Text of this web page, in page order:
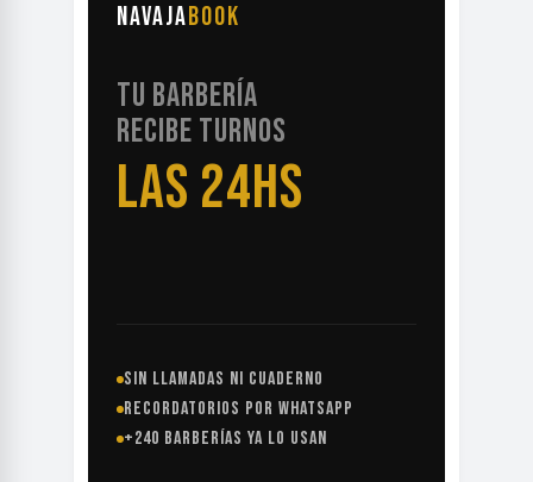
NAVAJABOOK
TU BARBERÍA
RECIBE TURNOS
LAS 24HS
SIN LLAMADAS NI CUADERNO
RECORDATORIOS POR WHATSAPP
+240 BARBERÍAS YA LO USAN